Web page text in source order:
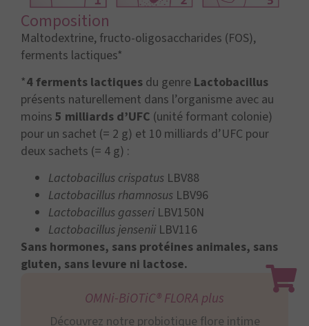
Composition
Maltodextrine, fructo-oligosaccharides (FOS),
ferments lactiques*
*4 ferments lactiques du genre Lactobacillus
présents naturellement dans l’organisme avec au
moins 5 milliards d’UFC (unité formant colonie)
pour un sachet (= 2 g) et 10 milliards d’UFC pour
deux sachets (= 4 g) :
Lactobacillus crispatus LBV88
Lactobacillus rhamnosus LBV96
Lactobacillus gasseri LBV150N
Lactobacillus jensenii LBV116
Sans hormones, sans protéines animales, sans
gluten, sans levure ni lactose.
OMNi-BiOTiC® FLORA plus
Découvrez notre probiotique flore intime